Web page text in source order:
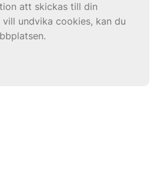
att skickas till din
undvika cookies, kan du